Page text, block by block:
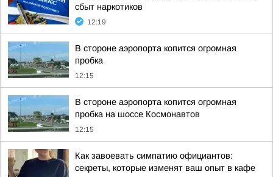
сбыт наркотиков
12:19
В стороне аэропорта копится огромная
пробка
12:15
В стороне аэропорта копится огромная
пробка на шоссе Космонавтов
12:15
Как завоевать симпатию официантов:
секреты, которые изменят ваш опыт в кафе